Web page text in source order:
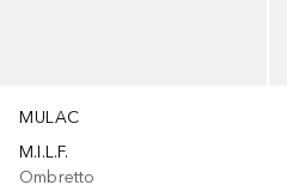
MULAC
M.I.L.F.
Ombretto